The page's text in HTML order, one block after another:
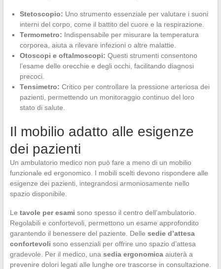
Stetoscopio: Uno strumento essenziale per valutare i suoni
interni del corpo, come il battito del cuore e la respirazione.
Termometro: Indispensabile per misurare la temperatura
corporea, aiuta a rilevare infezioni o altre malattie.
Otoscopi e oftalmoscopi: Questi strumenti consentono
l’esame delle orecchie e degli occhi, facilitando diagnosi
precoci.
Tensimetro: Critico per controllare la pressione arteriosa dei
pazienti, permettendo un monitoraggio continuo del loro
stato di salute.
Il mobilio adatto alle esigenze
dei pazienti
Un ambulatorio medico non può fare a meno di un mobilio
funzionale ed ergonomico. I mobili scelti devono rispondere alle
esigenze dei pazienti, integrandosi armoniosamente nello
spazio disponibile.
Le tavole per esami sono spesso il centro dell’ambulatorio.
Regolabili e confortevoli, permettono un esame approfondito
garantendo il benessere del paziente. Delle sedie d’attesa
confortevoli sono essenziali per offrire uno spazio d’attesa
gradevole. Per il medico, una sedia ergonomicaaiuterà a
prevenire dolori legati alle lunghe ore trascorse in consultazione.